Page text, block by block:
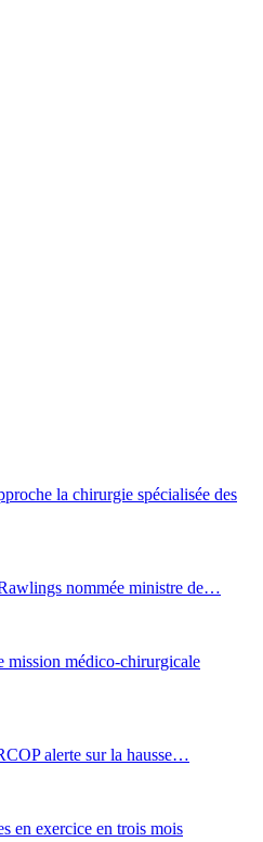
la chirurgie spécialisée des
nommée ministre de…
médico-chirurgicale
alerte sur la hausse…
en exercice en trois mois